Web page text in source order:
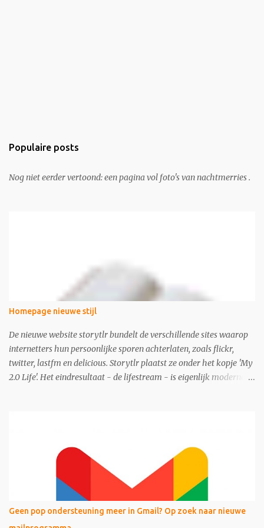
Populaire posts
Nog niet eerder vertoond: een pagina vol foto's van nachtmerries .
Homepage nieuwe stijl
De nieuwe website storytlr bundelt de verschillende sites waarop
internetters hun persoonlijke sporen achterlaten, zoals flickr,
twitter, lastfm en delicious. Storytlr plaatst ze onder het kopje 'My
2.0 Life'. Het eindresultaat - de lifestream - is eigenlijk moderne
Geen pop ondersteuning meer in Gmail? Op zoek naar nieuwe